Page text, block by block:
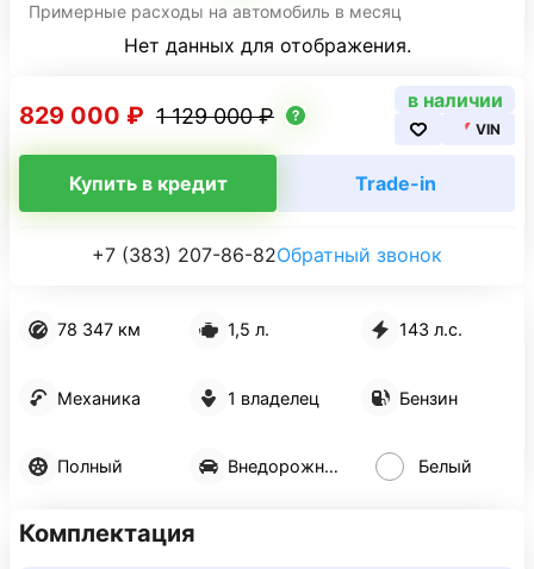
78 347 км 1,5 л. 143 л.с.
Механика 1 владелец Бензин
Полный Внедорожник 5 дв. Белый
829 000 ₽ 1 129 000 ₽
в наличии
VIN
Купить в кредит Trade-in
+7 (383) 207-86-82Обратный звонок
Комплектация
Примерные расходы на автомобиль в месяц
Нет данных для отображения.